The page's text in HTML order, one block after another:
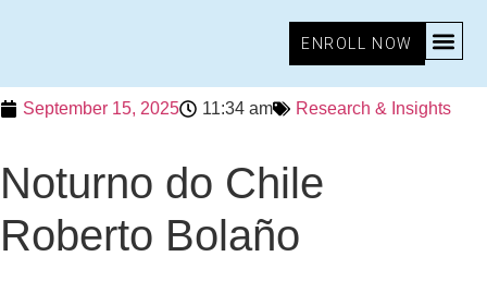
ENROLL NOW
September 15, 2025 11:34 am Research & Insights
Noturno do Chile
Roberto Bolaño